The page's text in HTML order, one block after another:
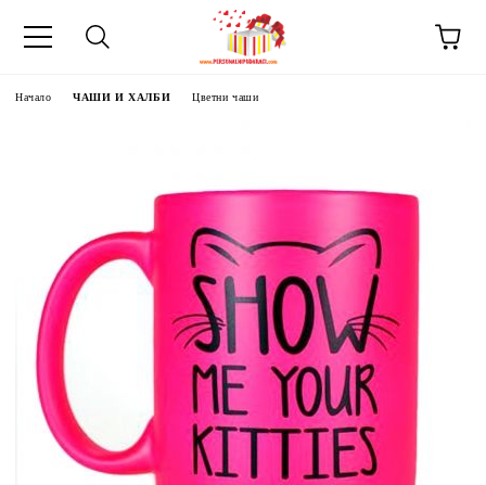
Начало ЧАШИ И ХАЛБИ Цветни чаши